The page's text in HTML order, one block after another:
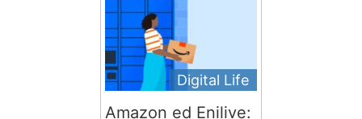
Digital Life
Amazon ed Enilive: